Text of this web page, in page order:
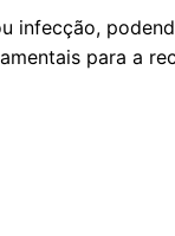
infecção,
para a